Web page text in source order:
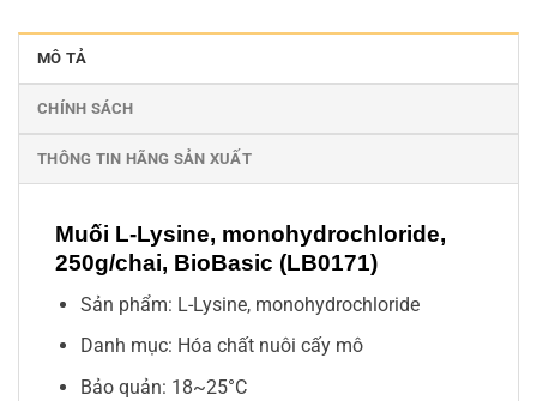
MÔ TẢ
CHÍNH SÁCH
THÔNG TIN HÃNG SẢN XUẤT
Muối L-Lysine, monohydrochloride,
250g/chai, BioBasic (LB0171)
Sản phẩm: L-Lysine, monohydrochloride
Danh mục: Hóa chất nuôi cấy mô
Bảo quản: 18~25°C